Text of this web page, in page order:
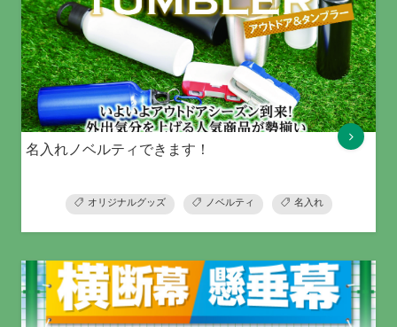
名入れノベルティできます！
オリジナルグッズ ノベルティ 名入れ